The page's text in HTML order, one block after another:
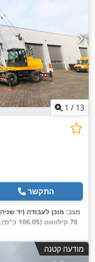
1 / 13
התקשר
מצב: מוכן לעבודה (יד
78 קילוואט (106.05 כ"ס)
מודעה קטנה